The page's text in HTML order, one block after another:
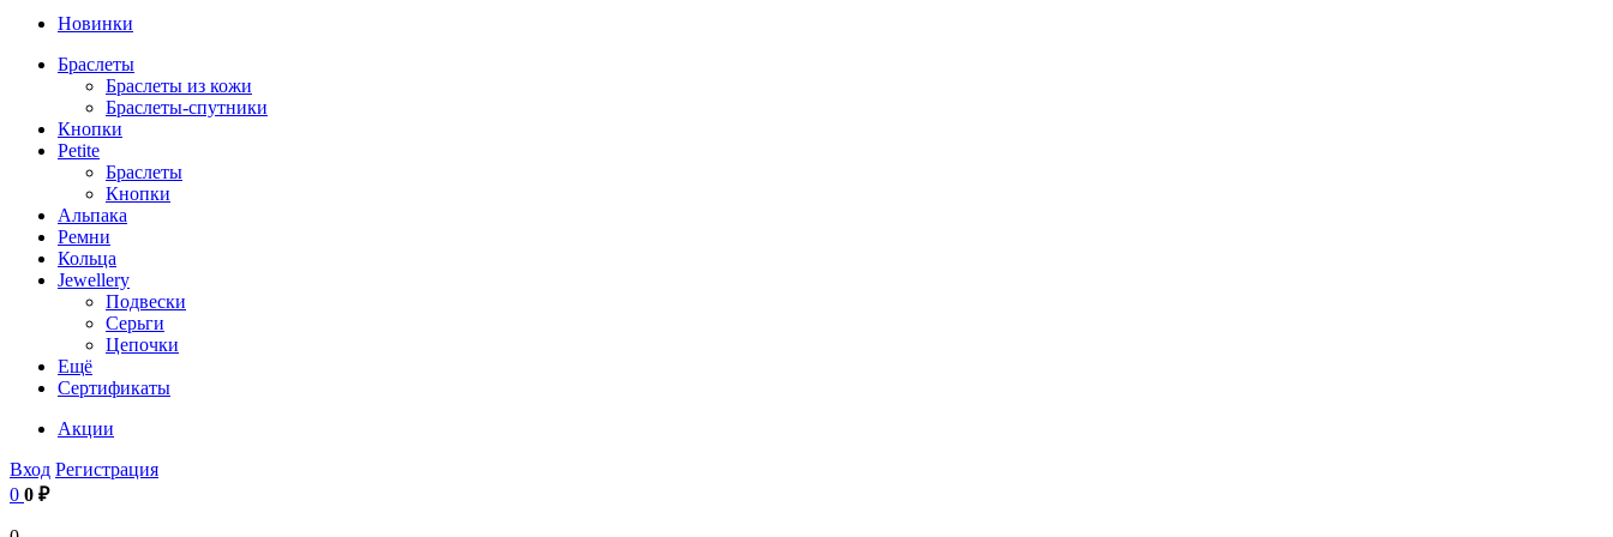
Новинки
Браслеты
Браслеты из кожи
Браслеты-спутники
Кнопки
Petite
Браслеты
Кнопки
Альпака
Ремни
Кольца
Jewellery
Подвески
Серьги
Цепочки
Ещё
Сертификаты
Акции
Вход Регистрация
0 0 ₽